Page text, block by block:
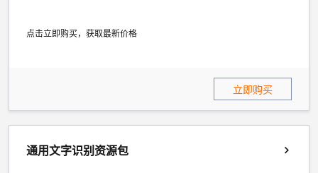
点击立即购买，获取最新价格
立即购买
通用文字识别资源包